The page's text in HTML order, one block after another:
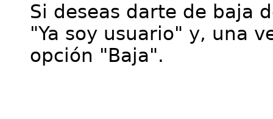
Si deseas darte de baja
"Ya soy usuario" y, una
opción "Baja".